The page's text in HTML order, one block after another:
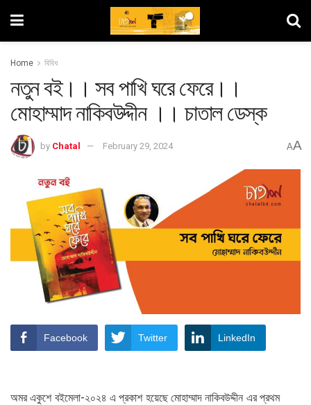
Home বিবিধ
নতুন বই।। সব পাখি ঘরে ফেরে।।
মোহাম্মাদ নাকিবউদ্দীন ।। চাতাল ডেস্ক
by Chatal February 29, 2024 AA
Facebook Twitter LinkedIn
অমর একুশে বইমেলা-২০২৪ এ প্রকাশ হয়েছে মোহাম্মাদ নাকিবউদ্দীন এর প্রথম